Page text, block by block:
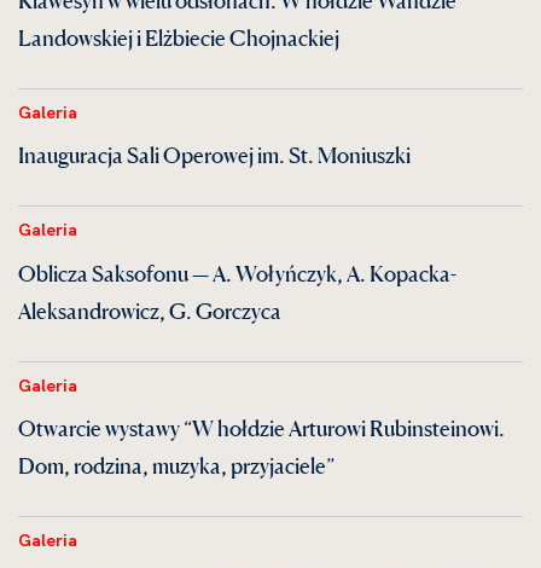
Landowskiej i Elżbiecie Chojnackiej
Galeria
Inauguracja Sali Operowej im. St. Moniuszki
Galeria
Oblicza Saksofonu — A. Wołyńczyk, A. Kopacka-
Aleksandrowicz, G. Gorczyca
Galeria
Otwarcie wystawy “W hołdzie Arturowi Rubinsteinowi.
Dom, rodzina, muzyka, przyjaciele”
Galeria